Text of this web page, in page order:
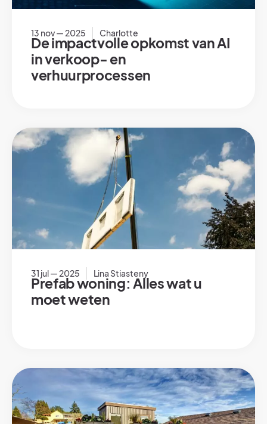
13 nov — 2025 Charlotte
De impactvolle opkomst van AI
in verkoop- en
verhuurprocessen
31 jul — 2025 Lina Stiasteny
Prefab woning: Alles wat u
moet weten